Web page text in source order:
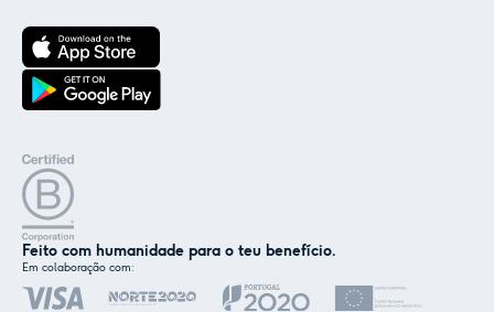
Feito com humanidade para o teu benefício.
Em colaboração com: